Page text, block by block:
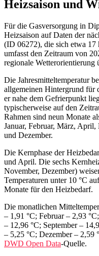
Heizsaison und
Für die Gasversorgung in
Heizsaison auf Daten der
(ID 06272), die sich etwa
umfasst den Zeitraum von
regionale Wetterorientierung
Die Jahresmitteltemperatur
allgemeinen Hintergrund für
er nahe dem Gefrierpunkt
typischerweise auf den
Rahmen sind neun Monate
Januar, Februar, März,
und Dezember.
Die Kernphase der
und April. Die sechs
November, Dezember)
Temperaturen unter 10 °C
Monate für den Heizbedarf.
Die monatlichen
– 1,91 °C; Februar – 2,93
– 12,96 °C; September –
– 5,25 °C; Dezember – 2,59
DWD Open Data‑Quelle.